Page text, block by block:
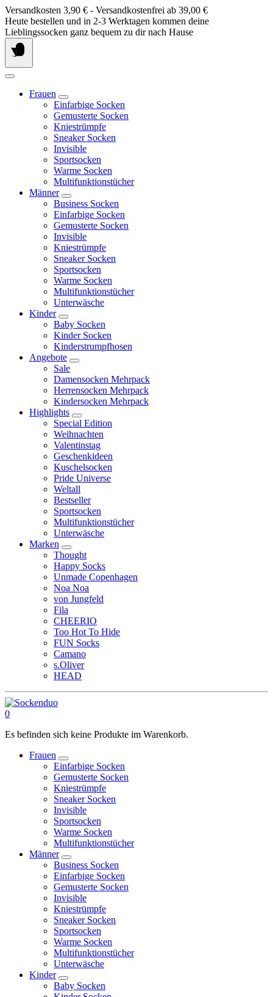
Springe
zum
Inhalt
Versandkosten 3,90 € - Versandkostenfrei ab 39,00 €
Heute bestellen und in 2-3 Werktagen kommen deine
Lieblingssocken ganz bequem zu dir nach Hause
Frauen
Einfarbige Socken
Gemusterte Socken
Kniestrümpfe
Sneaker Socken
Invisible
Sportsocken
Warme Socken
Multifunktionstücher
Männer
Business Socken
Einfarbige Socken
Gemusterte Socken
Invisible
Kniestrümpfe
Sneaker Socken
Sportsocken
Warme Socken
Multifunktionstücher
Unterwäsche
Kinder
Baby Socken
Kinder Socken
Kinderstrumpfhosen
Angebote
Sale
Damensocken Mehrpack
Herrensocken Mehrpack
Kindersocken Mehrpack
Highlights
Special Edition
Weihnachten
Valentinstag
Geschenkideen
Kuschelsocken
Pride Universe
Weltall
Bestseller
Sportsocken
Multifunktionstücher
Unterwäsche
Marken
Thought
Happy Socks
Unmade Copenhagen
Noa Noa
von Jungfeld
Fila
CHEERIO
Too Hot To Hide
FUN Socks
Camano
s.Oliver
HEAD
0
Es befinden sich keine Produkte im Warenkorb.
Frauen
Einfarbige Socken
Gemusterte Socken
Kniestrümpfe
Sneaker Socken
Invisible
Sportsocken
Warme Socken
Multifunktionstücher
Männer
Business Socken
Einfarbige Socken
Gemusterte Socken
Invisible
Kniestrümpfe
Sneaker Socken
Sportsocken
Warme Socken
Multifunktionstücher
Unterwäsche
Kinder
Baby Socken